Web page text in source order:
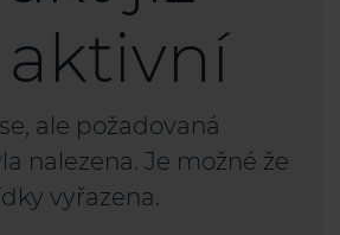
ale požadovaná
nalezena. Je možné že
vyřazena.